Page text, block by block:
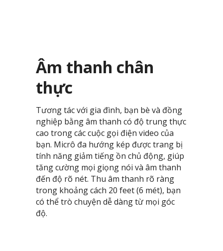
Âm thanh chân
thực
Tương tác với gia đình, bạn bè và đồng
nghiệp bằng âm thanh có độ trung thực
cao trong các cuộc gọi điện video của
bạn. Micrô đa hướng kép được trang bị
tính năng giảm tiếng ồn chủ động, giúp
tăng cường mọi giọng nói và âm thanh
đến độ rõ nét. Thu âm thanh rõ ràng
trong khoảng cách 20 feet (6 mét), bạn
có thể trò chuyện dễ dàng từ mọi góc
độ.​